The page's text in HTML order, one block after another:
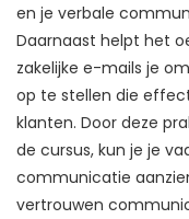
en je verbale
Daarnaast helpt het
zakelijke e-mails je
op te stellen die
klanten. Door deze
de cursus, kun je je
communicatie
vertrouwen